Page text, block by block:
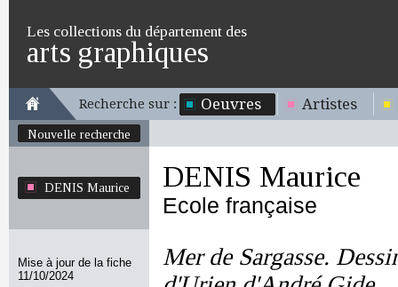
Les collections du département des
arts graphiques
Recherche sur : Oeuvres Artistes
Nouvelle recherche
DENIS Maurice
Mise à jour de la fiche
11/10/2024
DENIS Maurice
Ecole française
Mer de Sargasse.